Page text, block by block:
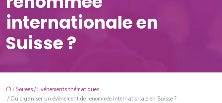
internationale en
Suisse ?
/ Soirées / Evénements thématiques
/ Où organiser un évènement de renommée internationale en Suisse ?